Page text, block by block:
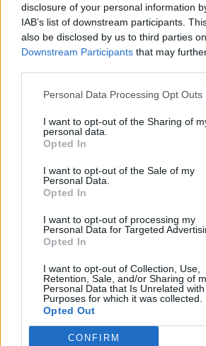
disclosure of your personal information
IAB’s list of downstream participants.
also be disclosed by us to third parties
Downstream Participants that may
Personal Data Processing Opt Outs
I want to opt-out of the Sharing of
personal data.
Opted In
I want to opt-out of the Sale of my
Personal Data.
Opted In
I want to opt-out of processing my
Personal Data for Targeted
Opted In
I want to opt-out of Collection, Use,
Retention, Sale, and/or Sharing of
Personal Data that Is Unrelated
Purposes for which it was collected.
Opted Out
CONFIRM
PNȚCD (Pavelescu)
PNCR (Terheș)
Partidul Patrioților (Surugiu)
FAR (Coarnă)
România pe Primul Loc (Ponta)
Altul
Arată rezultatele